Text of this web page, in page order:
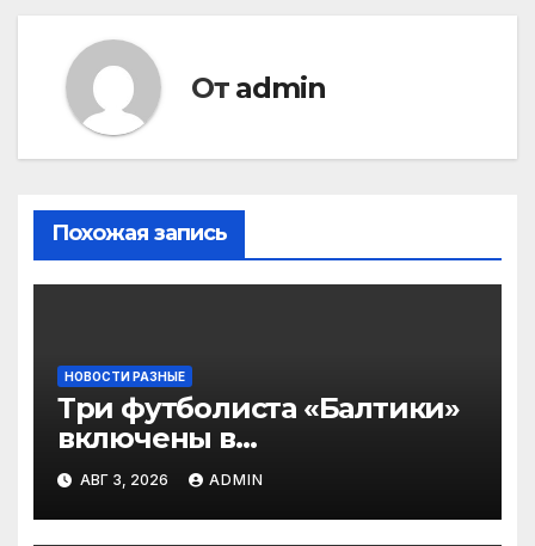
От admin
Похожая запись
НОВОСТИ РАЗНЫЕ
Три футболиста «Балтики»
включены в
символическую сборную
2‑го тура РПЛ по версии
подписчиков МАТЧ
АВГ 3, 2026 ADMIN